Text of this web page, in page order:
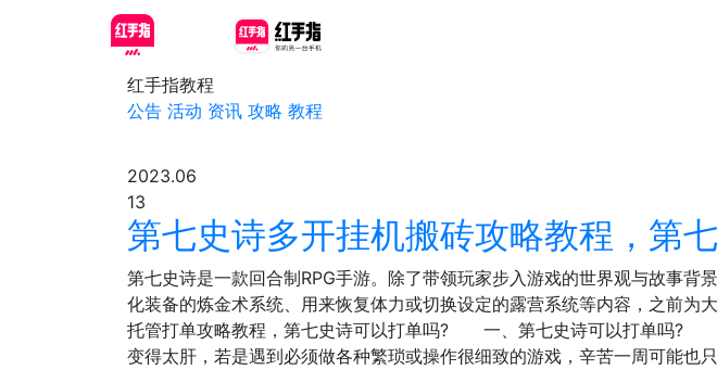
红手指教程
公告 活动 资讯 攻略 教程
2023.06
13
第七史诗多开挂机搬砖攻略教程，第
第七史诗是一款回合制RPG手游。除了带领玩家步入游戏的世界观与故事
化装备的炼金术系统、用来恢复体力或切换设定的露营系统等内容，之前
托管打单攻略教程，第七史诗可以打单吗? 一、第七史诗可以打单吗?
变得太肝，若是遇到必须做各种繁琐或操作很细致的游戏，辛苦一周可能